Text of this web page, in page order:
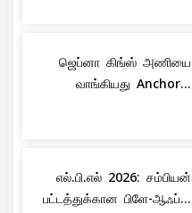
ஜெப்னா கிங்ஸ் அணியை
வாங்கியது Anchor...
எல்.பி.எல் 2026: சம்பியன்
பட்டத்துக்கான பிளே-ஆஃப்...